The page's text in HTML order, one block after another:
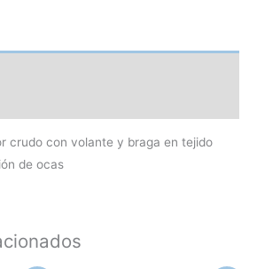
crudo con volante y braga en tejido
de ocas